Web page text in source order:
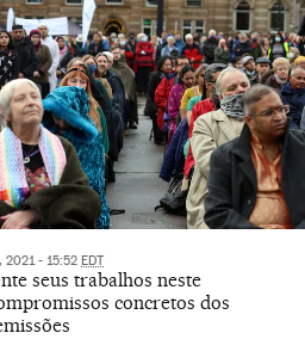
2021 - 15:52 EDT
seus trabalhos neste
concretos dos